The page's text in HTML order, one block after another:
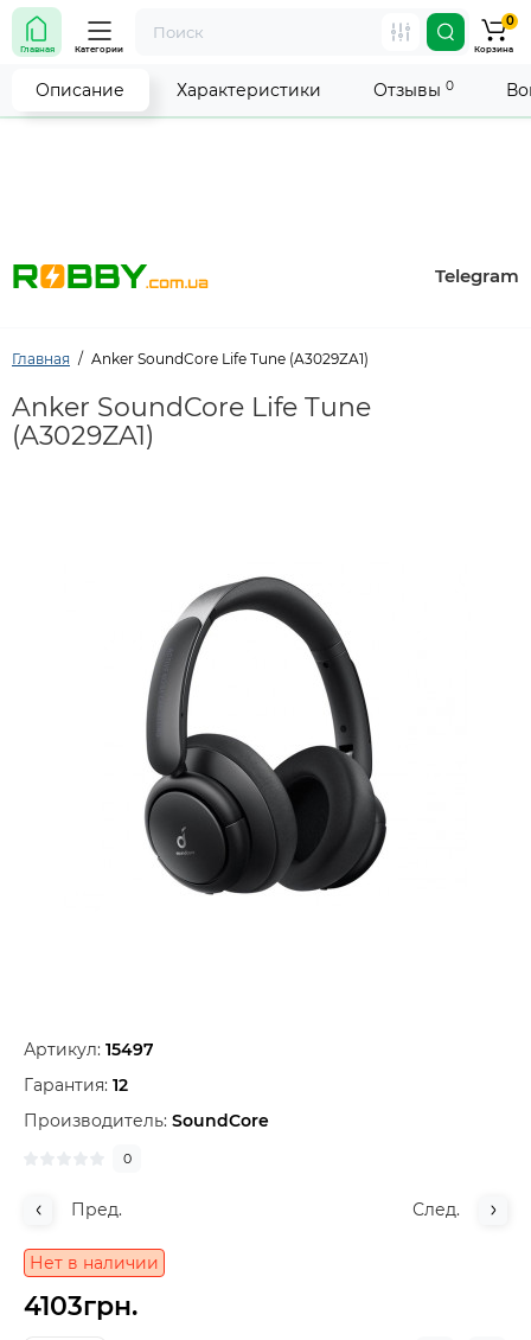
Внимание! Работа магазина временно приостановлена.
Мы делаем всё возможное, чтобы возобновить прием
заказов как можно скорее.
Telegram
Главная Категории
0
Корзина
Главная Anker SoundCore Life Tune (A3029ZA1)
Anker SoundCore Life Tune
(A3029ZA1)
Артикул: 15497
Гарантия: 12
Производитель: SoundCore
0
Пред. След.
Нет в наличии
4103грн.
Описание Характеристики Отзывы 0